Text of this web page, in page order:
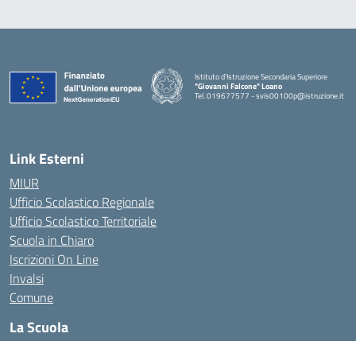
Istituto d'Istruzione Secondaria Superiore
"Giovanni Falcone" Loano
Tel. 019677577 - svis00100p@istruzione.it
Link Esterni
MIUR
Ufficio Scolastico Regionale
Ufficio Scolastico Territoriale
Scuola in Chiaro
Iscrizioni On Line
Invalsi
Comune
La Scuola